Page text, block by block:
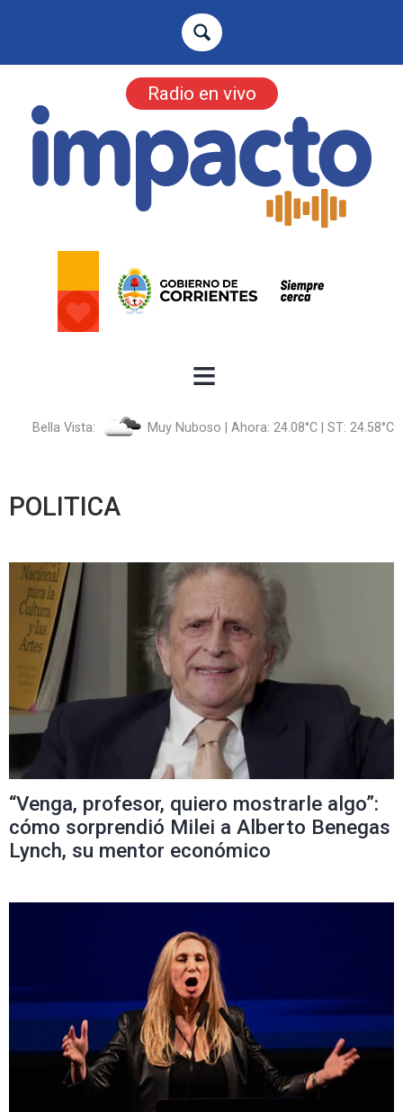
Radio en vivo
Bella Vista: Muy Nuboso | Ahora: 24.08°C | ST: 24.58°C
POLITICA
“Venga, profesor, quiero mostrarle algo”:
cómo sorprendió Milei a Alberto Benegas
Lynch, su mentor económico